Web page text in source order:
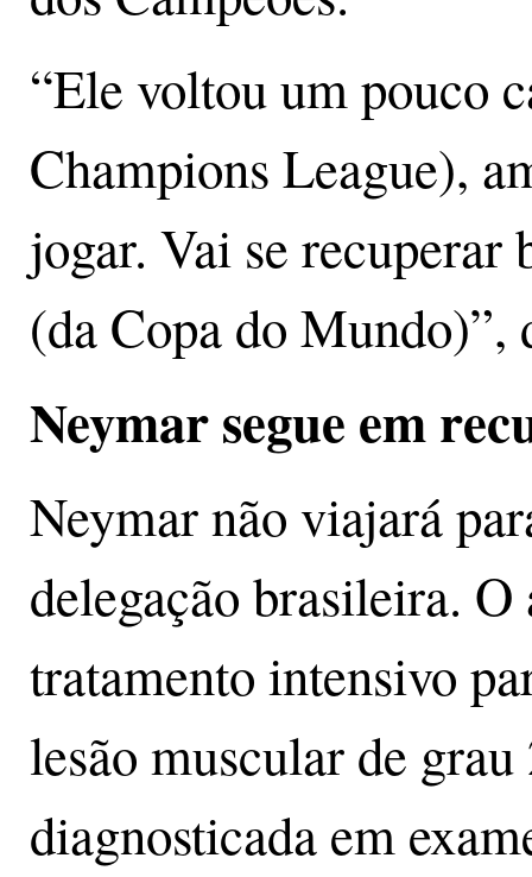
“Ele voltou um pouco
Champions League),
jogar. Vai se
(da Copa do
Neymar segue em
Neymar não viajará
delegação brasileira. O
tratamento intensivo
lesão muscular de
diagnosticada em